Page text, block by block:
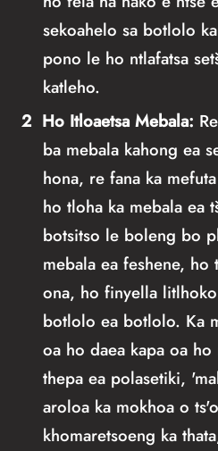
sekoahelo sa botlolo
pono le ho ntlafatsa
katleho.
2 Ho Itloaetsa Mebala:
ba mebala kahong ea
hona, re fana ka
ho tloha ka mebala ea
botsitso le boleng bo
mebala ea feshene, ho
ona, ho finyella
botlolo ea botlolo. Ka
oa ho daea kapa oa
thepa ea polasetiki,
aroloa ka mokhoa o
khomaretsoeng ka